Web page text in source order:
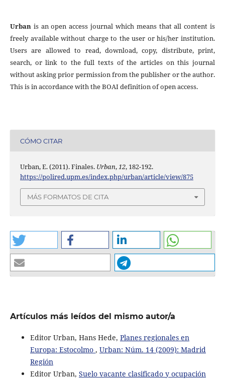
Urbanis an open access journal which means that all content is
freely available without charge to the user or his/her institution.
Users are allowed to read, download, copy, distribute, print,
search, or link to the full texts of the articles on this journal
without asking prior permission from the publisher or the author.
This is in accordance with the BOAI definition of open access.
CÓMO CITAR
Urban, E. (2011). Finales. Urban,12, 182-192.
https://polired.upm.es/index.php/urban/article/view/875
MÁS FORMATOS DE CITA
Artículos más leídos del mismo autor/a
Editor Urban, Hans Hede, Planes regionales en
Europa: Estocolmo , Urban: Núm. 14 (2009): Madrid
Región
Editor Urban, Suelo vacante clasificado y ocupación